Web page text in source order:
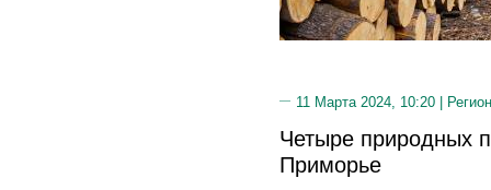
11 Марта 2024, 10:20 |
Четыре природных
Приморье